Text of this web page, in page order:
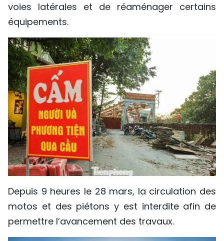
voies latérales et de réaménager certains
équipements.
Depuis 9 heures le 28 mars, la circulation des
motos et des piétons y est interdite afin de
permettre l’avancement des travaux.